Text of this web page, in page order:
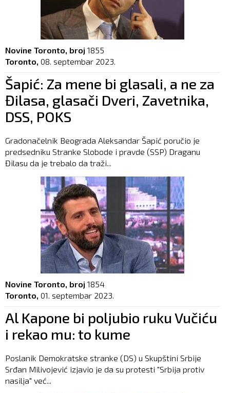
Novine Toronto, broj 1855
Toronto, 08. septembar 2023.
Šapić: Za mene bi glasali, a ne za
Đilasa, glasači Dveri, Zavetnika,
DSS, POKS
Gradonačelnik Beograda Aleksandar Šapić poručio je
predsedniku Stranke Slobode i pravde (SSP) Draganu
Đilasu da je trebalo da traži...
Novine Toronto, broj 1854
Toronto, 01. septembar 2023.
Al Kapone bi poljubio ruku Vučiću
i rekao mu: to kume
Poslanik Demokratske stranke (DS) u Skupštini Srbije
Srđan Milivojević izjavio je da su protesti "Srbija protiv
nasilja" već...